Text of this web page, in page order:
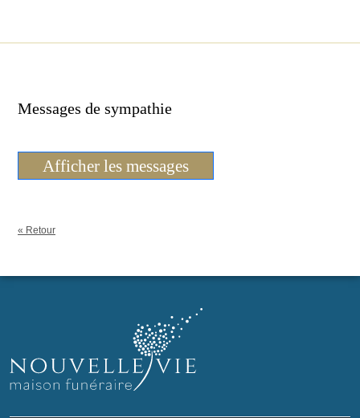
Messages de sympathie
Afficher les messages
« Retour